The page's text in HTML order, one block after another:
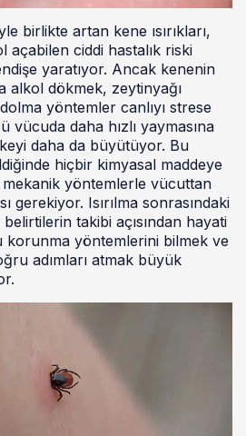
birlikte artan kene ısırıkları,
ciddi hastalık riski
yaratıyor. Ancak kenenin
alkol dökmek, zeytinyağı
yöntemler canlıyı strese
vücuda daha hızlı yaymasına
daha da büyütüyor. Bu
hiçbir kimyasal maddeye
yöntemlerle vücuttan
gerekiyor. Isırılma sonrasındaki
takibi açısından hayati
korunma yöntemlerini bilmek ve
adımları atmak büyük